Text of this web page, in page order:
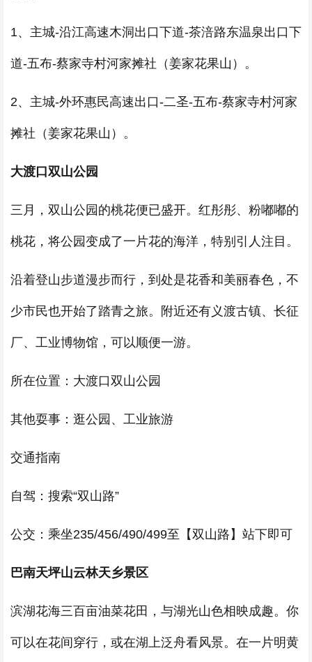
1、主城-沿江高速木洞出口下道-茶涪路东温泉出口下
道-五布-蔡家寺村河家摊社（姜家花果山）。
2、主城-外环惠民高速出口-二圣-五布-蔡家寺村河家
摊社（姜家花果山）。
大渡口双山公园
三月，双山公园的桃花便已盛开。红彤彤、粉嘟嘟的
桃花，将公园变成了一片花的海洋，特别引人注目。
沿着登山步道漫步而行，到处是花香和美丽春色，不
少市民也开始了踏青之旅。附近还有义渡古镇、长征
厂、工业博物馆，可以顺便一游。
所在位置：大渡口双山公园
其他耍事：逛公园、工业旅游
交通指南
自驾：搜索“双山路”
公交：乘坐235/456/490/499至【双山路】站下即可
巴南天坪山云林天乡景区
滨湖花海三百亩油菜花田，与湖光山色相映成趣。你
可以在花间穿行，或在湖上泛舟看风景。在一片明黄